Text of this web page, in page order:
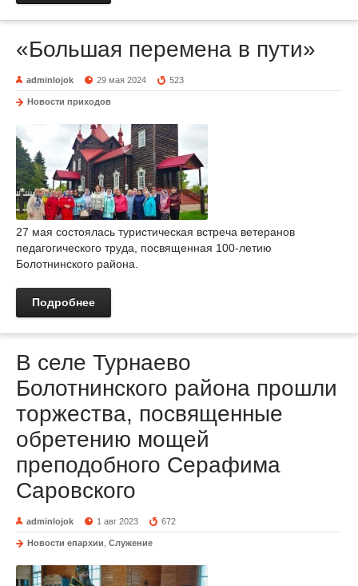
«Большая перемена в пути»
adminlojok 29 мая 2024 523
Новости приходов
27 мая состоялась туристическая встреча ветеранов
педагогического труда, посвященная 100-летию
Болотнинского района.
Подробнее
В селе Турнаево
Болотнинского района прошли
торжества, посвященные
обретению мощей
преподобного Серафима
Саровского
adminlojok 1 авг 2023 672
Новости епархии Служение